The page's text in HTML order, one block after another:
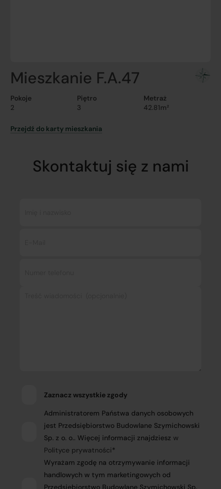
Mieszkanie F.A.47
Pokoje
2
Piętro
3
Metraż
42.81m²
Przejdź do karty mieszkania
Skontaktuj się z nami
Zaznacz wszystkie zgody
Administratorem Państwa danych osobowych
jest Przedsiębiorstwo Budowlane Szymichowski
Sp. z o. o.. Więcej informacji znajdziesz w
Polityce prywatności*
Wyrażam zgodę na otrzymywanie informacji
handlowych w tym marketingowych od
Przedsiębiorstwo Budowlane Szymichowski Sp.